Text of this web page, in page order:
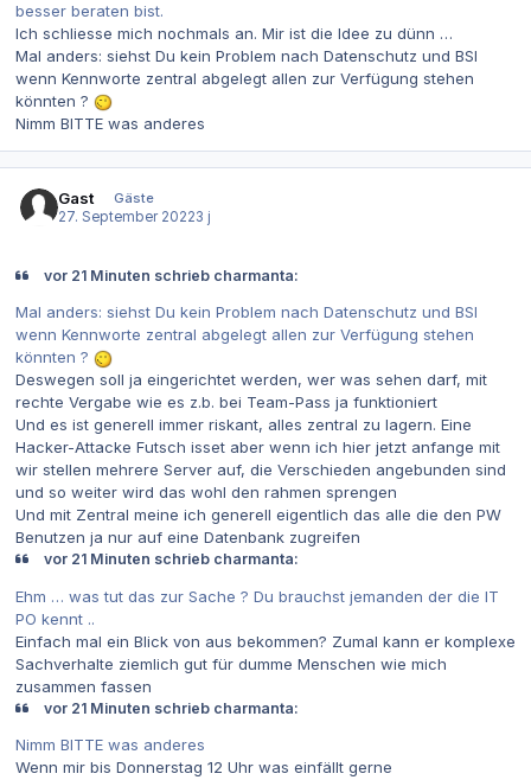
besser beraten bist.
Ich schliesse mich nochmals an. Mir ist die Idee zu dünn …
Mal anders: siehst Du kein Problem nach Datenschutz und BSI
wenn Kennworte zentral abgelegt allen zur Verfügung stehen
könnten ?
Nimm BITTE was anderes
Gast
Gäste
27. September 20223 j
vor 21 Minuten schrieb charmanta:
Mal anders: siehst Du kein Problem nach Datenschutz und BSI
wenn Kennworte zentral abgelegt allen zur Verfügung stehen
könnten ?
Deswegen soll ja eingerichtet werden, wer was sehen darf, mit
rechte Vergabe wie es z.b. bei Team-Pass ja funktioniert
Und es ist generell immer riskant, alles zentral zu lagern. Eine
Hacker-Attacke Futsch isset aber wenn ich hier jetzt anfange mit
wir stellen mehrere Server auf, die Verschieden angebunden sind
und so weiter wird das wohl den rahmen sprengen
Und mit Zentral meine ich generell eigentlich das alle die den PW
Benutzen ja nur auf eine Datenbank zugreifen
vor 21 Minuten schrieb charmanta:
Ehm … was tut das zur Sache ? Du brauchst jemanden der die IT
PO kennt ..
Einfach mal ein Blick von aus bekommen? Zumal kann er komplexe
Sachverhalte ziemlich gut für dumme Menschen wie mich
zusammen fassen
vor 21 Minuten schrieb charmanta:
Nimm BITTE was anderes
Wenn mir bis Donnerstag 12 Uhr was einfällt gerne